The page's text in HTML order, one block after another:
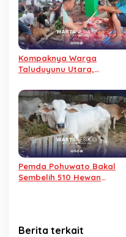
Kompaknya Warga
Taluduyunu Utara,
Iduladha 2026
Pemda Pohuwato Bakal
Sembelih 510 Hewan
Berita terkait